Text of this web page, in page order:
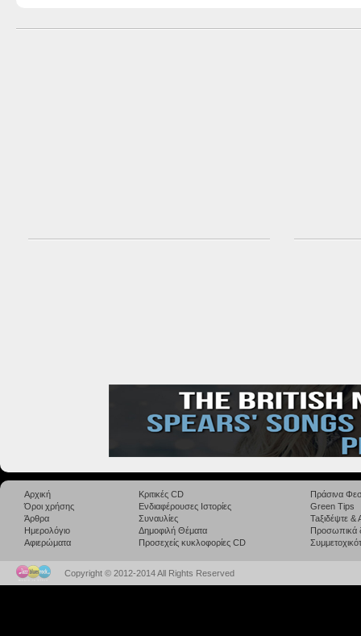
Αρχική
Όροι χρήσης
Άρθρα
Ημερολόγιο
Αφιερώματα
Κριτικές CD
Ενδιαφέρουσες Ιστορίες
Συναυλίες
Δημοφιλή Θέματα
Προσεχείς κυκλοφορίες CD
Πράσινα
Green Tips
Taξιδέψτε
Προσωπικά
Copyright © 2012-2014 All Rights Reserved